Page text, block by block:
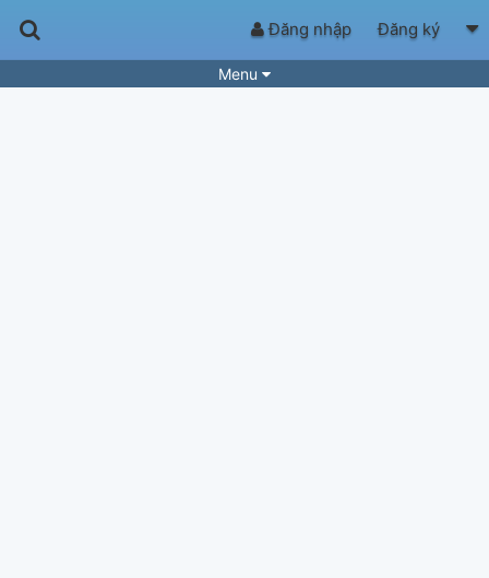
Đăng nhập Đăng ký
Menu